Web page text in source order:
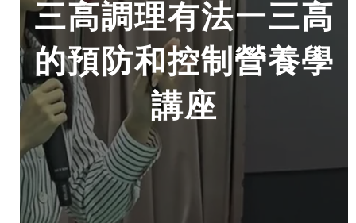
三高調理有法—三高
的預防和控制營養學
講座